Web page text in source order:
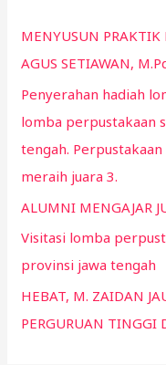
MENYUSUN PRAKTIK
AGUS SETIAWAN,
Penyerahan hadiah
lomba perpustakaan
tengah.
meraih juara 3.
ALUMNI MENGAJAR
Visitasi lomba
provinsi jawa tengah
HEBAT, M. ZAIDAN
PERGURUAN TINGGI